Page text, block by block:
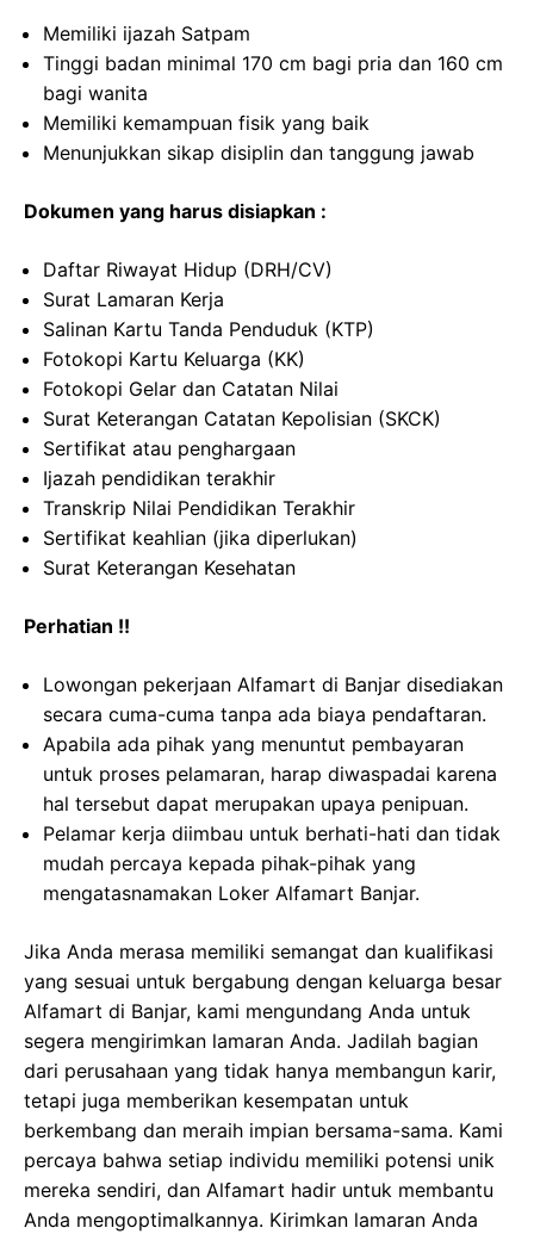
Memiliki ijazah Satpam
Tinggi badan minimal 170 cm bagi pria dan 160 cm
bagi wanita
Memiliki kemampuan fisik yang baik
Menunjukkan sikap disiplin dan tanggung jawab
Dokumen yang harus disiapkan :
Daftar Riwayat Hidup (DRH/CV)
Surat Lamaran Kerja
Salinan Kartu Tanda Penduduk (KTP)
Fotokopi Kartu Keluarga (KK)
Fotokopi Gelar dan Catatan Nilai
Surat Keterangan Catatan Kepolisian (SKCK)
Sertifikat atau penghargaan
Ijazah pendidikan terakhir
Transkrip Nilai Pendidikan Terakhir
Sertifikat keahlian (jika diperlukan)
Surat Keterangan Kesehatan
Perhatian !!
Lowongan pekerjaan Alfamart di Banjar disediakan
secara cuma-cuma tanpa ada biaya pendaftaran.
Apabila ada pihak yang menuntut pembayaran
untuk proses pelamaran, harap diwaspadai karena
hal tersebut dapat merupakan upaya penipuan.
Pelamar kerja diimbau untuk berhati-hati dan tidak
mudah percaya kepada pihak-pihak yang
mengatasnamakan Loker Alfamart Banjar.
Jika Anda merasa memiliki semangat dan kualifikasi
yang sesuai untuk bergabung dengan keluarga besar
Alfamart di Banjar, kami mengundang Anda untuk
segera mengirimkan lamaran Anda. Jadilah bagian
dari perusahaan yang tidak hanya membangun karir,
tetapi juga memberikan kesempatan untuk
berkembang dan meraih impian bersama-sama. Kami
percaya bahwa setiap individu memiliki potensi unik
mereka sendiri, dan Alfamart hadir untuk membantu
Anda mengoptimalkannya. Kirimkan lamaran Anda